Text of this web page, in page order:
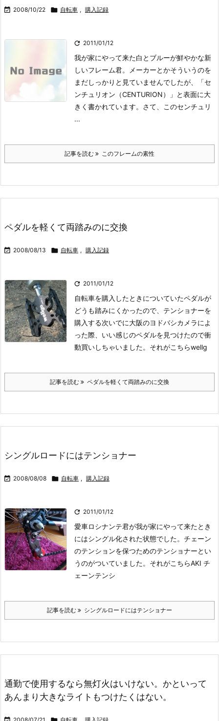
 2008/10/22  自転車 , 購入記録
 2011/01/12
我が家にやって来た白とブルーが鮮やかな新
しいフレーム君。
メーカーとかそういうのを
まだしっかりと見ていませんでしたが、「セ
ンチュリオン（CENTURION）」と表面に大
きく書かれています。 さて、このセンチュリ
...
記事を読む このフレームの素性
ペダルを軽くて両踏みのに交換
 2008/08/13  自転車 , 購入記録
 2011/01/12
自転車を購入したときについていたペダルが
どうも踏みにくかったので、テンショナーを
購入する次いでに大阪のヨドバシカメラによ
った際、いい感じのペダルを見つけたので衝
動買いしちゃいました。それがこちらwellg
記事を読む ペダルを軽くて両踏みのに交換
シングルロードにはテンショナー
 2008/08/08  自転車 , 購入記録
 2011/01/12
愛車ロシナンテ君が我が家にやって来たとき
にはシングル化された状態でした。 チェーン
のテンションを保つためのテンショナーとい
うのがついていました。 それがこちらAKI チ
ェーンテンシ
記事を読む シングルロードにはテンショナー
通勤で使用するなら無灯火はいけない。かといって
あんまり大きなライトもつけたくはない。